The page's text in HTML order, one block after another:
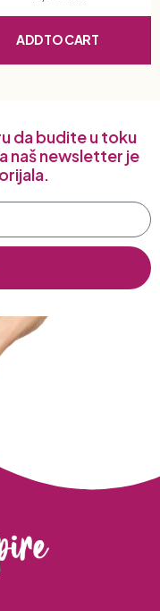
ADD TO CART
da budite u toku
naš newsletter je